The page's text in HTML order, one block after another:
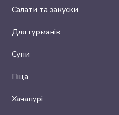
Салати та закуски
Для гурманів
Супи
Піца
Хачапурі